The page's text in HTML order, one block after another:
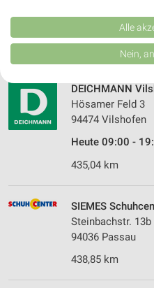
Heute 09:00 -
DEICHMANN
Hösamer Feld 3
94474 Vilshofen
Heute 09:00 -
435,04 km
SIEMES
Steinbachstr. 13b
94036 Passau
438,85 km
Kombinationen von Daten aus
Verbesserung der Angebote.
von Inhalten.
Daten können außerhalb der
Website/App.
Partnerliste anzeigen (1 IAB-
Wir nutzen Ihre Daten für folgende
IAB-Verarbeitungszwecke:
Speichern von oder Zugriff
auf einem Endgerät
Verwendung reduzierter
Werbeanzeigen
Erstellung von Profilen für
Alle
Nein,